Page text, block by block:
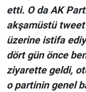
etti. O da AK
akşamüstü tweet
üzerine istifa
dört gün önce
ziyarette geldi,
o partinin genel
Sağlık
Spor
Teknoloji
Türkiye'nin